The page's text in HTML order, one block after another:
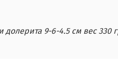
долерита 9-6-4.5 см вес 330